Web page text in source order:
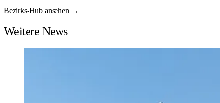
Bezirks-Hub ansehen →
Weitere News